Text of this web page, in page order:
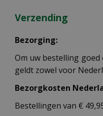
Verzending
Bezorging:
Om uw bestelling
geldt zowel voor
Bezorgkosten
Bestellingen van €